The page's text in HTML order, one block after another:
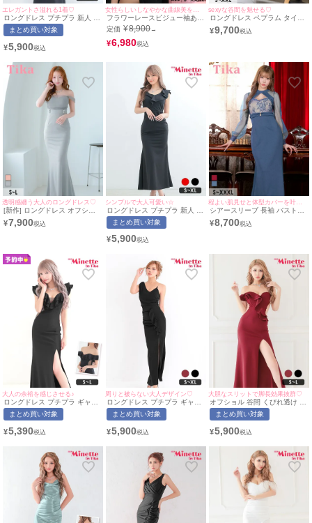
エレガントさ溢れる1着♡
ロングドレス プチプラ 新人 タ
イト セクシー ラウンジ ノース
リーブ 胸元隠し 背中魅せ フリ
(ちぴたん着用/S~XLサイズ対
まとめ買い対象
¥5,900
フラワーレースビジュー袖あり
スリットタイトバースデーロン
グドレス (Sサイズ～XXXLサイ
ズ) (門りょう/キャバドレス着
用)
定価 ¥8,900→
¥6,980
sexyな谷間を魅せる♡
ロングドレス ペプラム タイト
スリット ノースリーブ ストレ
ッチ ジップ フリル袖 クロスネ
ld25918-ha] [Tika/ティカ]
¥9,700
透明感纏う大人のロングドレス♡
[新作] ロングドレス オフショ
ルダー 谷間 チュールショルダ
ー サイドベルト付き ストレッ
[Tika/ティカ]
¥7,900
シンプルで大人可愛い☆
ロングドレス プチプラ 新人 タ
イト セクシー ラウンジ ノース
リーブ 胸元隠し フリル ワンカ
ンジェリカ着用/S~XLサイズ対
まとめ買い対象
¥5,900
程よい肌見せと体型カバーを叶える♪
シアースリーブ 長袖 バストカ
ット ヌーディーレース バック
スリット ストレッチ タイトロ
¥8,700
大人の余裕を感じさせる♪
ロングドレス プチプラ ギャル
タイト オフショル セクシー ラ
ウンジ シースルー 谷間 背中魅
黒 キャバドレス (ひなたまる着
myMinette/マイミネット
まとめ買い対象
¥5,390
周りと被らない大人デザイン♡
ロングドレス プチプラ ギャル
タイト セクシー ノースリーブ
ラウンジ 谷間 シンプル フリル
ぃぃりぷ着用/S~XL対応) |
まとめ買い対象
¥5,900
大胆なスリットで脚長効果抜群♡
オフショル 谷間 くびれ透け タ
イト ロングドレス (波北かほ着
用/S~Lサイズ対応) |
まとめ買い対象
¥5,900